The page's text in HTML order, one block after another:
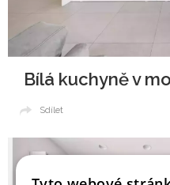
Bílá kuchyně v
Sdílet